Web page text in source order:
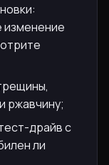
изменение
ржавчину;
драйв с
ли